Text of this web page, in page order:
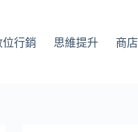
位行銷 思維提升 商店